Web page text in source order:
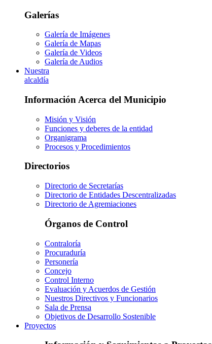
Galerías
Galería de Imágenes
Galería de Mapas
Galería de Videos
Galería de Audios
Nuestra
alcaldía
Información Acerca del Municipio
Misión y Visión
Funciones y deberes de la entidad
Organigrama
Procesos y Procedimientos
Directorios
Directorio de Secretarías
Directorio de Entidades Descentralizadas
Directorio de Agremiaciones
Órganos de Control
Contraloría
Procuraduría
Personería
Concejo
Control Interno
Evaluación y Acuerdos de Gestión
Nuestros Directivos y Funcionarios
Sala de Prensa
Objetivos de Desarrollo Sostenible
Proyectos